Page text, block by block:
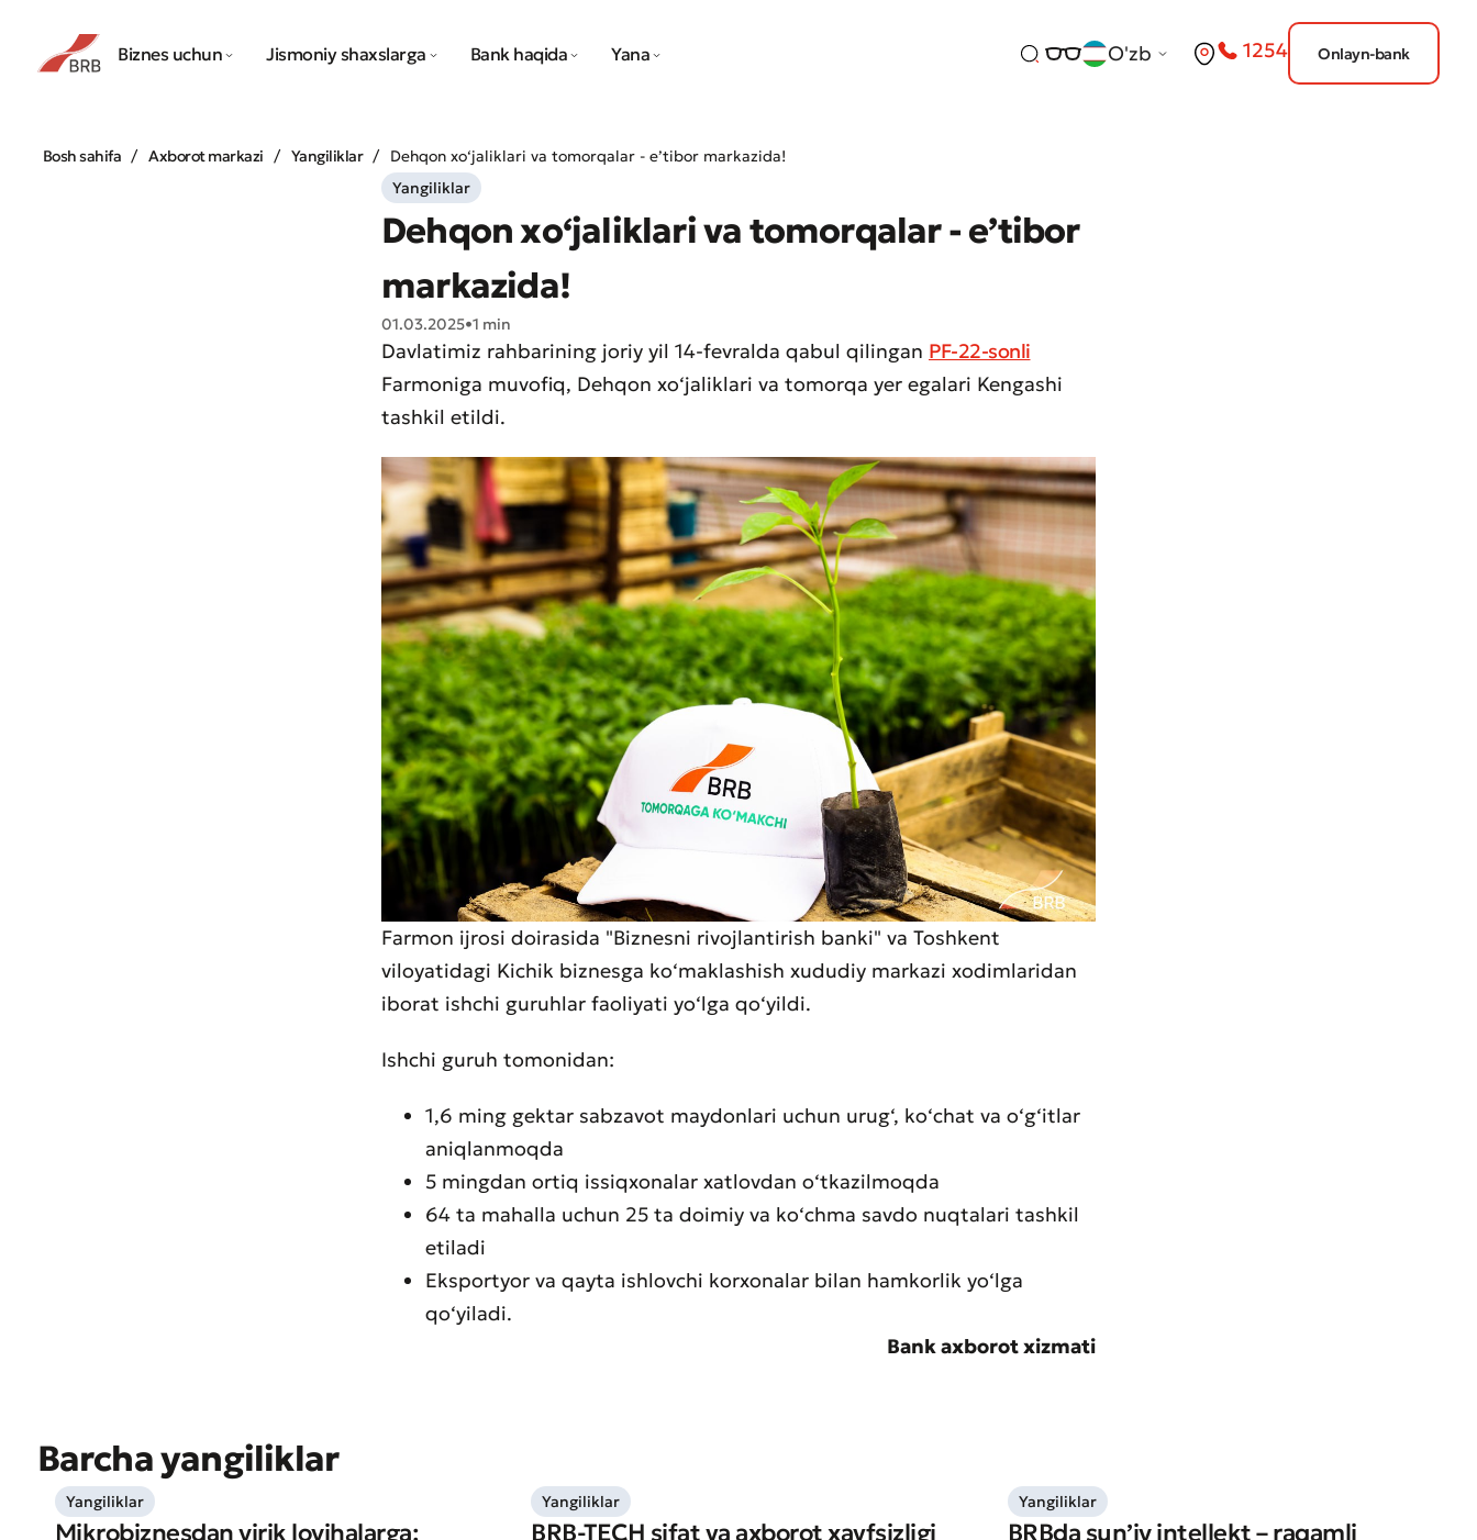
Biznes uchun Jismoniy shaxslarga Bank haqida Yana O'zb 1254 Onlayn-bank
Xizmat sifatini baholang
Murojaat qoldirish
Bosh sahifa Axborot markazi Yangiliklar
Dehqon xo‘jaliklari va tomorqalar - eʼtibor markazida!
Yangiliklar
Dehqon xo‘jaliklari va tomorqalar - eʼtibor
markazida!
01.03.2025•1 min
Davlatimiz rahbarining joriy yil 14-fevralda qabul qilingan PF-22-sonli
Farmoniga muvofiq, Dehqon xo‘jaliklari va tomorqa yer egalari Kengashi
tashkil etildi.
Farmon ijrosi doirasida "Biznesni rivojlantirish banki" va Toshkent
viloyatidagi Kichik biznesga ko‘maklashish xududiy markazi xodimlaridan
iborat ishchi guruhlar faoliyati yo‘lga qo‘yildi.
Ishchi guruh tomonidan:
1,6 ming gektar sabzavot maydonlari uchun urug‘, ko‘chat va o‘g‘itlar
aniqlanmoqda
5 mingdan ortiq issiqxonalar xatlovdan o‘tkazilmoqda
64 ta mahalla uchun 25 ta doimiy va ko‘chma savdo nuqtalari tashkil
etiladi
Eksportyor va qayta ishlovchi korxonalar bilan hamkorlik yo‘lga
qo‘yiladi.
Bank axborot xizmati
Barcha yangiliklar
Yangiliklar
Mikrobiznesdan yirik loyihalarga:
Yangiliklar
BRB-TECH sifat va axborot xavfsizligi
Yangiliklar
BRBda sun’iy intellekt – raqamli